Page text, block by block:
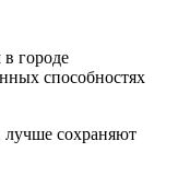
городе
способностях
сохраняют